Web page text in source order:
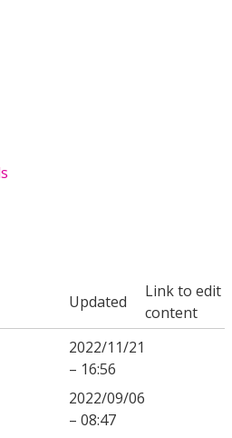
Updated
Link to edit
content
2022/11/21
– 16:56
2022/09/06
– 08:47